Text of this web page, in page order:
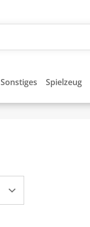
Sonstiges Spielzeug